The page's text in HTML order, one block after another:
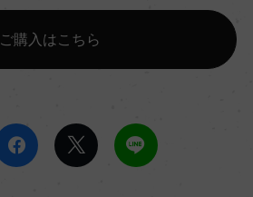
ご購入はこちら